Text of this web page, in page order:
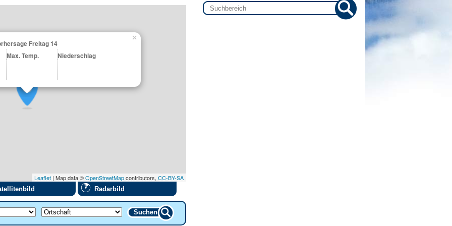
Freitag 14
Max. Temp.
Niederschlag
×
Leaflet | Map data ©OpenStreetMapcontributors, CC-BY-SA
Radarbild
Suchen